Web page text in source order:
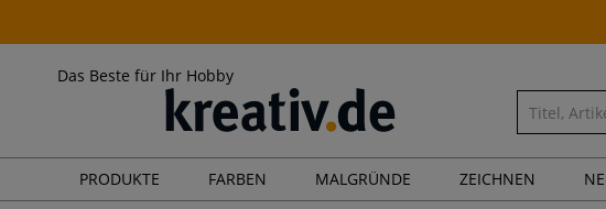
Das Beste für Ihr Hobby
PRODUKTE FARBEN MALGRÜNDE ZEICHNEN